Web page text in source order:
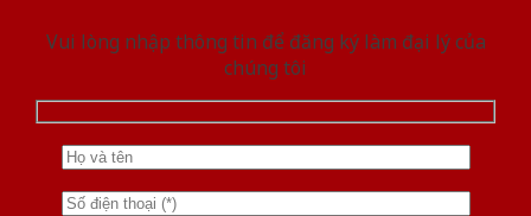
Vui lòng nhập thông tin để đăng ký làm đại lý của
chúng tôi